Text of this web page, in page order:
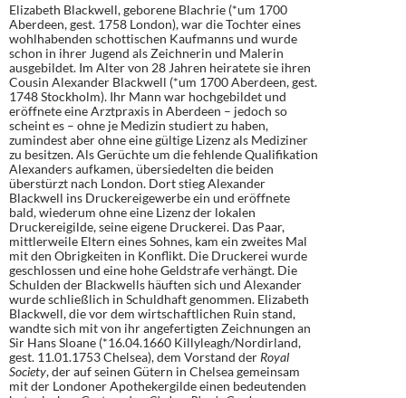
Elizabeth Blackwell, geborene Blachrie (*um 1700
Aberdeen, gest. 1758 London), war die Tochter eines
wohlhabenden schottischen Kaufmanns und wurde
schon in ihrer Jugend als Zeichnerin und Malerin
ausgebildet. Im Alter von 28 Jahren heiratete sie ihren
Cousin Alexander Blackwell (*um 1700 Aberdeen, gest.
1748 Stockholm). Ihr Mann war hochgebildet und
eröffnete eine Arztpraxis in Aberdeen – jedoch so
scheint es – ohne je Medizin studiert zu haben,
zumindest aber ohne eine gültige Lizenz als Mediziner
zu besitzen. Als Gerüchte um die fehlende Qualifikation
Alexanders aufkamen, übersiedelten die beiden
überstürzt nach London. Dort stieg Alexander
Blackwell ins Druckereigewerbe ein und eröffnete
bald, wiederum ohne eine Lizenz der lokalen
Druckereigilde, seine eigene Druckerei. Das Paar,
mittlerweile Eltern eines Sohnes, kam ein zweites Mal
mit den Obrigkeiten in Konflikt. Die Druckerei wurde
geschlossen und eine hohe Geldstrafe verhängt. Die
Schulden der Blackwells häuften sich und Alexander
wurde schließlich in Schuldhaft genommen. Elizabeth
Blackwell, die vor dem wirtschaftlichen Ruin stand,
wandte sich mit von ihr angefertigten Zeichnungen an
Sir Hans Sloane (*16.04.1660 Killyleagh/Nordirland,
gest. 11.01.1753 Chelsea), dem Vorstand der Royal
Society, der auf seinen Gütern in Chelsea gemeinsam
mit der Londoner Apothekergilde einen bedeutenden